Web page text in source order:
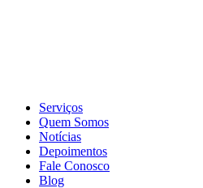
Serviços
Quem Somos
Notícias
Depoimentos
Fale Conosco
Blog